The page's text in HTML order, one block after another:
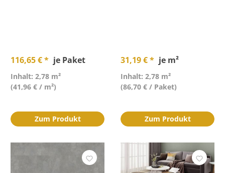
116,65 € * je Paket
Inhalt: 2,78 m²
(41,96 € / m²)
Zum Produkt
31,19 € * je m²
Inhalt: 2,78 m²
(86,70 € / Paket)
Zum Produkt